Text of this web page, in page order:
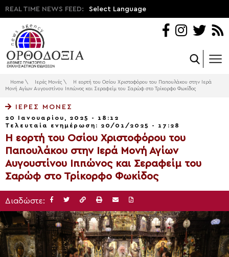
REAL TIME NEWS FEED: Select Language
Home \ Ιερές Μονές \
Η εορτή του Οσίου Χριστοφόρου του Παπουλάκου στην Ιερά
Μονή Αγίων Αυγουστίνου Ιππώνος και Σεραφείμ του Σαρώφ στο Τρίκορφο Φωκίδος
ΙΕΡΈΣ ΜΟΝΈΣ
20 Ιανουαρίου, 2025 - 18:12
Τελευταία ενημέρωση: 20/01/2025 - 17:28
Η εορτή του Οσίου Χριστοφόρου του
Παπουλάκου στην Ιερά Μονή Αγίων
Αυγουστίνου Ιππώνος και Σεραφείμ του
Σαρώφ στο Τρίκορφο Φωκίδος
Διαδώστε: